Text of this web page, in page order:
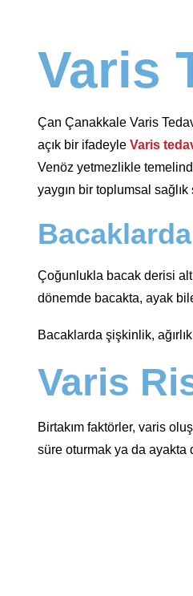
Varis
Çan Çanakkale Varis
açık bir ifadeyle Varis
Venöz yetmezlikle
yaygın bir toplumsal sağlık
Çoğunlukla bacak derisi
dönemde bacakta, ayak
Bacaklarda şişkinlik,
Varis
Birtakım faktörler, varis
süre oturmak ya da ayakta